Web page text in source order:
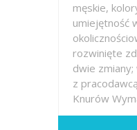
męskie,
umiejętność
rozwinięte
dwie
z
Knurów